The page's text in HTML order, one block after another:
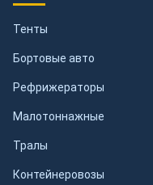
Тенты
Бортовые авто
Рефрижераторы
Малотоннажные
Тралы
Контейнеровозы